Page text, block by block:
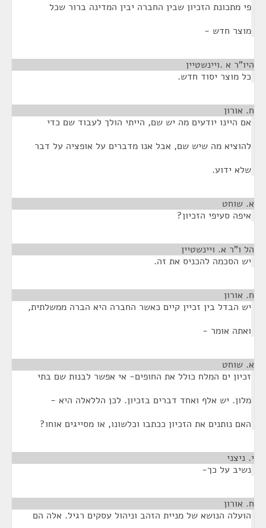
פי מתכונת הזכיון שבין החברה יבין המדינה ברור שכל
מוצר חדש -
היו"ר א .ויינשטיין
כל מוצר יסוד חדש.
ח. אורון
אם היינו יודעים מה יש שם, הייתי הולך לעבוד שם כדי
להוציא מה שיש שם, אבל אנו מדברים על אופציה על דבר
שלא ידוע.
א. שוחט
איפה סעיפי הזכיון?
הל ו"ר א. ויינשטיין
יש הסכמה להכניס את זה.
ח. אורון
יש הבדל בין זכיין קיים כאשר החברה היא הברה ממשלתית,
ואתה אומר -
א. שוחט
זכיון ים המלח כולל את החופים- אי אפשר לבנות שם בתי
מלון. יש אלף ואחד דברים בזכיון. לכן הללאלה היא -
האם נותנים את הזכיון ככתבו וכלשונו, או מסייגים אוחו?
י. ניצני
נשיב על כך-
ח. אורון
הועלה הנושא של מניית הזהב וניהול עסקים רגיל. אלה הם